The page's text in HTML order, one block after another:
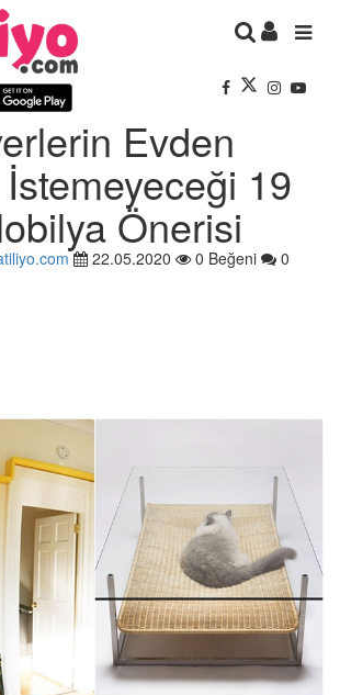
Evden
İstemeyeceği 19
Önerisi
22.05.2020 0 Beğeni
0